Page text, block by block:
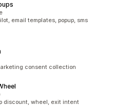
email templates, popup, sms
consent collection
discount, wheel, exit intent